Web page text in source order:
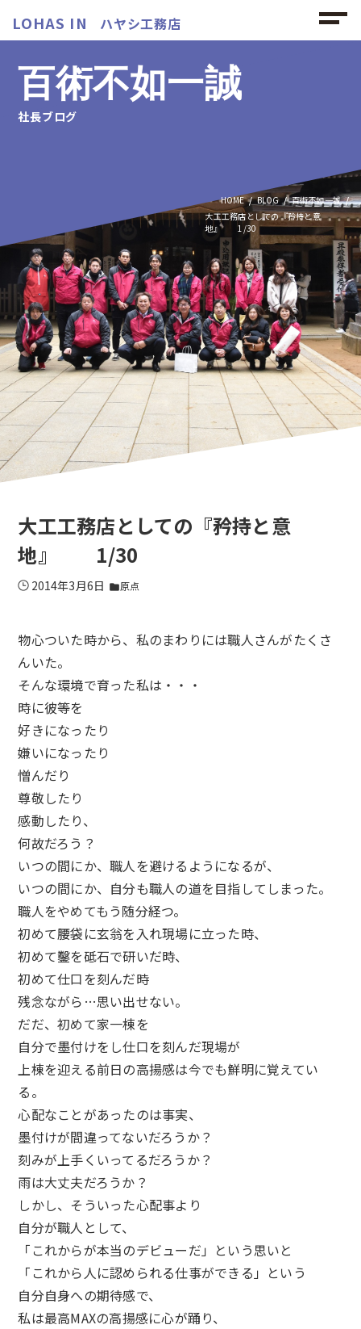
LOHAS IN ハヤシ工務店
百術不如一誠
社長ブログ
HOME BLOG
百術不如一誠
大工工務店としての『矜持と意
地』 1/30
大工工務店としての『矜持と意
地』 1/30
2014年3月6日 folder原点
物心ついた時から、私のまわりには職人さんがたくさ
んいた。
そんな環境で育った私は・・・
時に彼等を
好きになったり
嫌いになったり
憎んだり
尊敬したり
感動したり、
何故だろう？
いつの間にか、職人を避けるようになるが、
いつの間にか、自分も職人の道を目指してしまった。
職人をやめてもう随分経つ。
初めて腰袋に玄翁を入れ現場に立った時、
初めて鑿を砥石で研いだ時、
初めて仕口を刻んだ時
残念ながら…思い出せない。
だだ、初めて家一棟を
自分で墨付けをし仕口を刻んだ現場が
上棟を迎える前日の高揚感は今でも鮮明に覚えてい
る。
心配なことがあったのは事実、
墨付けが間違ってないだろうか？
刻みが上手くいってるだろうか？
雨は大丈夫だろうか？
しかし、そういった心配事より
自分が職人として、
「これからが本当のデビューだ」という思いと
「これから人に認められる仕事ができる」という
自分自身への期待感で、
私は最高MAXの高揚感に心が踊り、